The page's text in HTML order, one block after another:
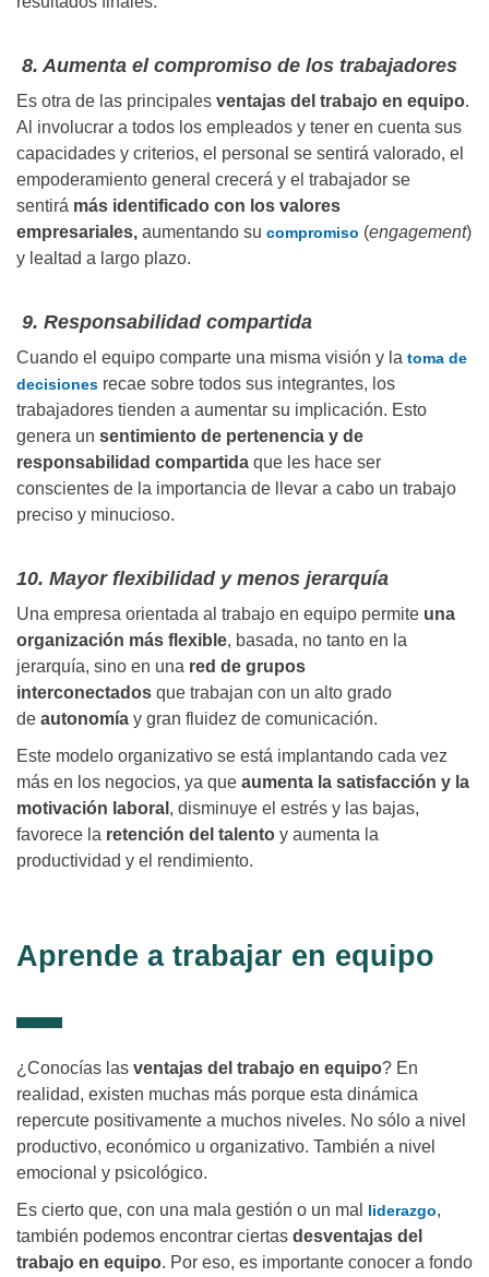
8. Aumenta el compromiso de los trabajadores
Es otra de las principales ventajas del trabajo en equipo.
Al involucrar a todos los empleados y tener en cuenta sus
capacidades y criterios, el personal se sentirá valorado, el
empoderamiento general crecerá y el trabajador se
sentirá más identificado con los valores
empresariales, aumentando su compromiso (engagement)
y lealtad a largo plazo.
9. Responsabilidad compartida
Cuando el equipo comparte una misma visión y la toma de
decisiones recae sobre todos sus integrantes, los
trabajadores tienden a aumentar su implicación. Esto
genera un sentimiento de pertenencia y de
responsabilidad compartida que les hace ser
conscientes de la importancia de llevar a cabo un trabajo
preciso y minucioso.
10. Mayor flexibilidad y menos jerarquía
Una empresa orientada al trabajo en equipo permite una
organización más flexible, basada, no tanto en la
jerarquía, sino en una red de grupos
interconectados que trabajan con un alto grado
de autonomía y gran fluidez de comunicación.
Este modelo organizativo se está implantando cada vez
más en los negocios, ya que aumenta la satisfacción y la
motivación laboral , disminuye el estrés y las bajas,
favorece la retención del talento y aumenta la
productividad y el rendimiento.
Aprende a trabajar en equipo
¿Conocías las ventajas del trabajo en equipo? En
realidad, existen muchas más porque esta dinámica
repercute positivamente a muchos niveles. No sólo a nivel
productivo, económico u organizativo. También a nivel
emocional y psicológico.
Es cierto que, con una mala gestión o un mal liderazgo,
también podemos encontrar ciertas desventajas del
trabajo en equipo. Por eso, es importante conocer a fondo